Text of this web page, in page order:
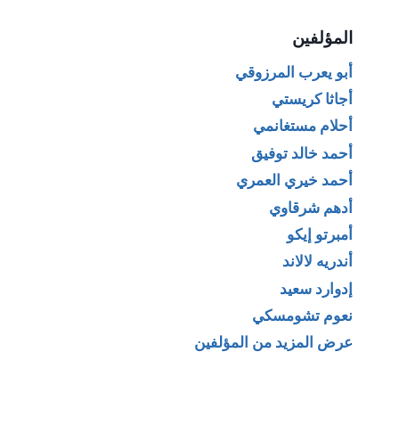
المؤلفين
أبو يعرب المرزوقي
أجاثا كريستي
أحلام مستغانمي
أحمد خالد توفيق
أحمد خيري العمري
أدهم شرقاوي
أمبرتو إيكو
أندريه لالاند
إدوارد سعيد
نعوم تشومسكي
عرض المزيد من المؤلفين